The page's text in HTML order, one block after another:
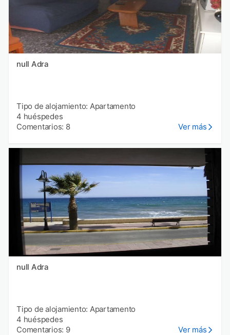
null Adra
Tipo de alojamiento: Apartamento
4 huéspedes
Comentarios: 8
Ver más
null Adra
Tipo de alojamiento: Apartamento
4 huéspedes
Comentarios: 9
Ver más